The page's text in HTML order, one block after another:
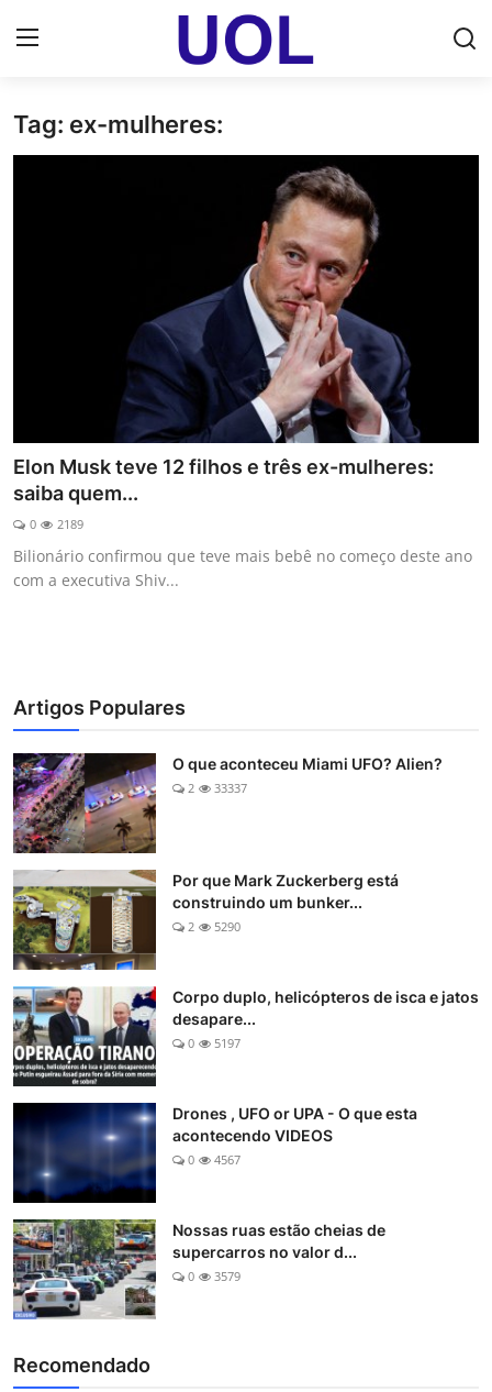
Login
Uol pt Bate Papo Gratis
Dólar Cotação de Hoje
Esporte
Tag: ex-mulheres:
Elon Musk teve 12 filhos e três ex-mulheres:
saiba quem...
0 2189
Bilionário confirmou que teve mais bebê no começo deste ano
com a executiva Shiv...
Artigos Populares
O que aconteceu Miami UFO? Alien?
2 33337
Por que Mark Zuckerberg está
construindo um bunker...
2 5290
Corpo duplo, helicópteros de isca e jatos
desapare...
0 5197
Drones , UFO or UPA - O que esta
acontecendo VIDEOS
0 4567
Nossas ruas estão cheias de
supercarros no valor d...
0 3579
Recomendado